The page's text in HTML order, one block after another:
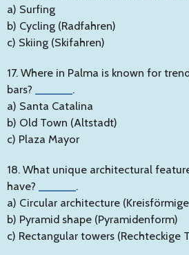
a) Surfing
b) Cycling (Radfahren)
c) Skiing (Skifahren)
17. Where in Palma is known for
bars?
.
a) Santa Catalina
b) Old Town (Altstadt)
c) Plaza Mayor
18. What unique architectural
have?
.
a) Circular architecture
b) Pyramid shape (Pyramidenform)
c) Rectangular towers (Rechteckige